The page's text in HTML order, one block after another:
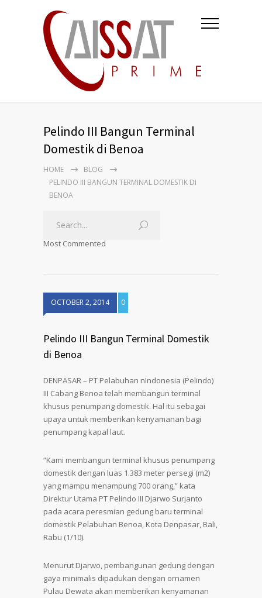
Pelindo III Bangun Terminal
Domestik di Benoa
HOME
BLOG
PELINDO III BANGUN TERMINAL DOMESTIK DI
BENOA
Most Commented
OCTOBER 2, 2014 0
Pelindo III Bangun Terminal Domestik
di Benoa
DENPASAR – PT Pelabuhan nIndonesia (Pelindo)
III Cabang Benoa telah membangun terminal
khusus penumpang domestik. Hal itu sebagai
upaya untuk memberikan kenyamanan bagi
penumpang kapal laut.
“Kami membangun terminal khusus penumpang
domestik dengan luas 1.383 meter persegi (m2)
yang mampu menampung 700 orang,” kata
Direktur Utama PT Pelindo III Djarwo Surjanto
pada acara peresmian gedung baru terminal
domestik Pelabuhan Benoa, Kota Denpasar, Bali,
Rabu (1/10).
Menurut Djarwo, pembangunan gedung dengan
gaya minimalis dipadukan dengan ornamen
Pulau Dewata akan memberikan kenyamanan